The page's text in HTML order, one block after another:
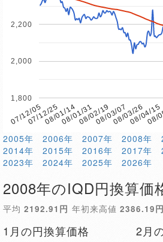
07/12/0507/12/2508/01/1408/01/3108/02/1908/03/0708/03/2608/04/15
08/
1,800
2,000
2,200
2005年 2006年 2007年 2008年
2014年
2015年 2016年 2017年
2023年
2024年 2025年 2026年
2008年のIQD円換算価
平均 2192.91円 年初来高値 2386.19円
1月の円換算価格 2月